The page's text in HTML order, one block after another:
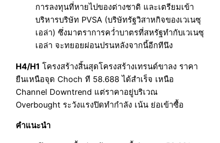
การลงทุนที่หายไปของต่างชาติ และเตรียมเข้า
บริหารบริษัท PVSA (บริษัทรัฐวิสาหกิจของเวเนซุ
เอล่า) ซึ่งมาตราการคว่ำบาตรที่สหรัฐทำกับเวเนซุ
เอล่า จะทยอยผ่อนปรนหลังจากนี้อีกทีนึง
H4/H1 โครงสร้างสิ้นสุดโครงสร้างเทรนด์ขาลง ราคา
ยืนเหนือจุด Choch ที 58.688 ได้สำเร็จ เหนือ
Channel Downtrend แต่ราคาอยู่บริเวณ
Overbought ระวังแรงปิดทำกำลัง เน้น ย่อเข้าซื้อ
คำแนะนำ